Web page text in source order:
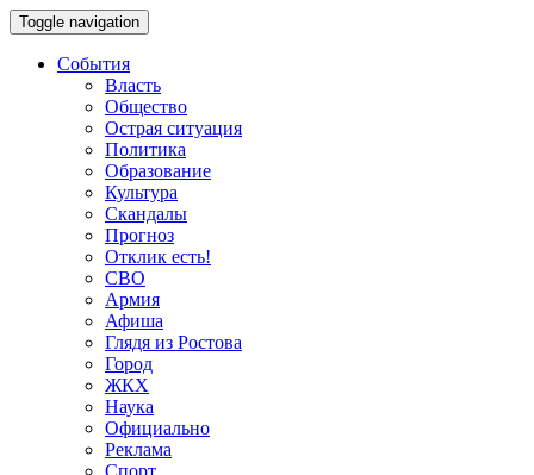
Toggle navigation
События
Власть
Общество
Острая ситуация
Политика
Образование
Культура
Скандалы
Прогноз
Отклик есть!
СВО
Армия
Афиша
Глядя из Ростова
Город
ЖКХ
Наука
Официально
Реклама
Спорт